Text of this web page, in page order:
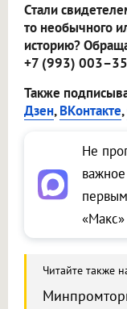
Стали
то необычного
историю?
+7 (993)
Также
Дзен,ВКонтакте,
Не
«Макс»
Читайте также